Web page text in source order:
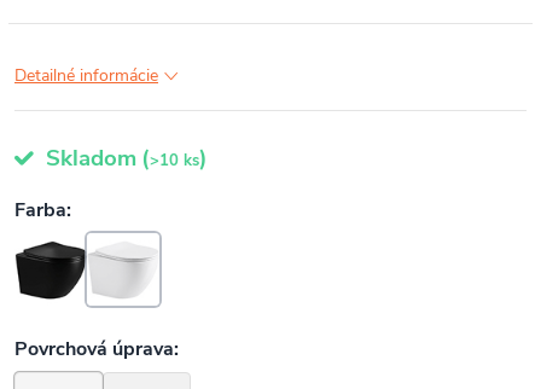
Detailné informácie
Skladom (>10 ks)